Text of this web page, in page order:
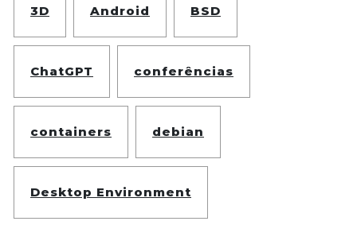
3D Android BSD
ChatGPT conferências
containers debian
Desktop Environment